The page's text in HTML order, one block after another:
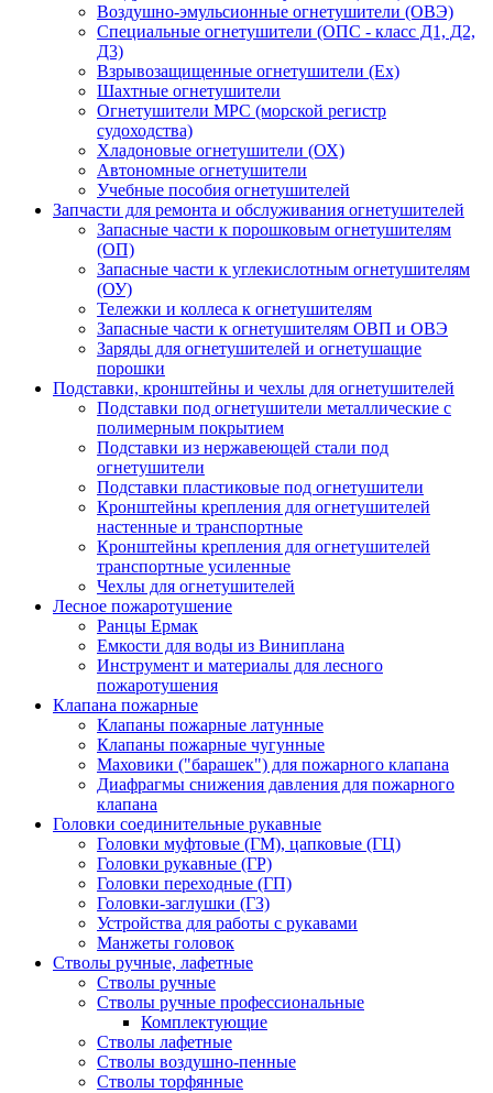
Воздушно-эмульсионные огнетушители (ОВЭ)
Специальные огнетушители (ОПС - класс Д1, Д2,
Д3)
Взрывозащищенные огнетушители (Ex)
Шахтные огнетушители
Огнетушители МРС (морской регистр
судоходства)
Хладоновые огнетушители (ОХ)
Автономные огнетушители
Учебные пособия огнетушителей
Запчасти для ремонта и обслуживания огнетушителей
Запасные части к порошковым огнетушителям
(ОП)
Запасные части к углекислотным огнетушителям
(ОУ)
Тележки и коллеса к огнетушителям
Запасные части к огнетушителям ОВП и ОВЭ
Заряды для огнетушителей и огнетушащие
порошки
Подставки, кронштейны и чехлы для огнетушителей
Подставки под огнетушители металлические с
полимерным покрытием
Подставки из нержавеющей стали под
огнетушители
Подставки пластиковые под огнетушители
Кронштейны крепления для огнетушителей
настенные и транспортные
Кронштейны крепления для огнетушителей
транспортные усиленные
Чехлы для огнетушителей
Лесное пожаротушение
Ранцы Ермак
Емкости для воды из Виниплана
Инструмент и материалы для лесного
пожаротушения
Клапана пожарные
Клапаны пожарные латунные
Клапаны пожарные чугунные
Маховики ("барашек") для пожарного клапана
Диафрагмы снижения давления для пожарного
клапана
Головки соединительные рукавные
Головки муфтовые (ГМ), цапковые (ГЦ)
Головки рукавные (ГР)
Головки переходные (ГП)
Головки-заглушки (ГЗ)
Устройства для работы с рукавами
Манжеты головок
Стволы ручные, лафетные
Стволы ручные
Стволы ручные профессиональные
Комплектующие
Стволы лафетные
Стволы воздушно-пенные
Стволы торфянные